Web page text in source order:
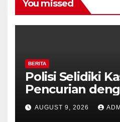
You missed
BERITA
Polisi Selidiki
Pencurian
di Counter HP
Ambarawa.
AUGUST 9, 2026